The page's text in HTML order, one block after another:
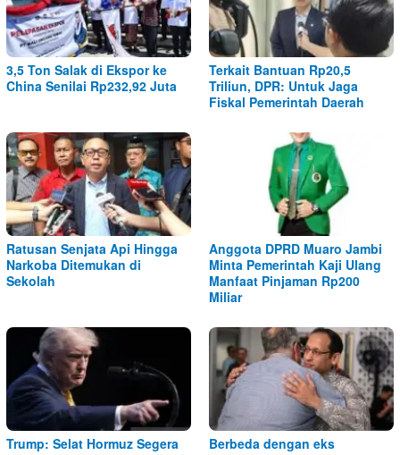
3,5 Ton Salak di Ekspor ke
China Senilai Rp232,92 Juta
Terkait Bantuan Rp20,5
Triliun, DPR: Untuk Jaga
Fiskal Pemerintah Daerah
Ratusan Senjata Api Hingga
Narkoba Ditemukan di
Sekolah
Anggota DPRD Muaro Jambi
Minta Pemerintah Kaji Ulang
Manfaat Pinjaman Rp200
Miliar
Trump: Selat Hormuz Segera
Berbeda dengan eks